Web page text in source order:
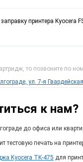
принтера Kyocera
то позвоните по
ул. 7-я
к нам?
до офиса или
тестовую печать на
Kyocera TK-475 для